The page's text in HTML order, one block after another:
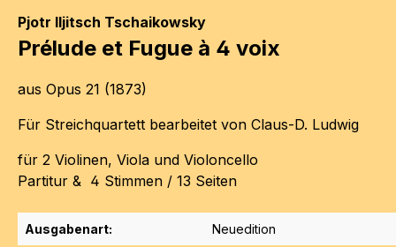
Pjotr Iljitsch Tschaikowsky
Prélude et Fugue à 4 voix
aus Opus 21 (1873)
Für Streichquartett bearbeitet von Claus-D. Ludwig
für 2 Violinen, Viola und Violoncello
Partitur & 4 Stimmen / 13 Seiten
Ausgabenart: Neuedition